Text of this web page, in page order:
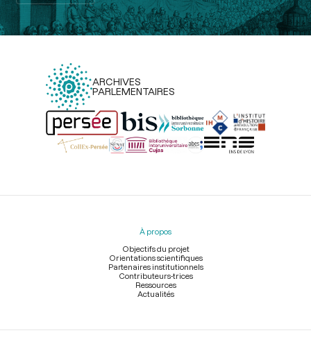
ARCHIVES
PARLEMENTAIRES
Menu
À propos
Objectifs du projet
Orientations scientifiques
Partenaires institutionnels
Contributeurs-trices
Ressources
Actualités